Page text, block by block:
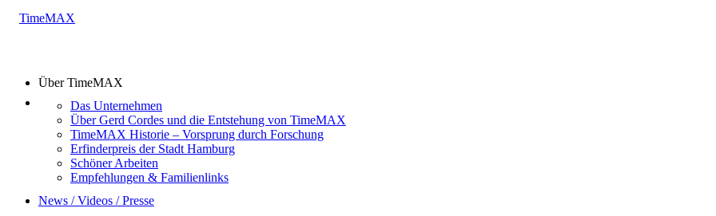
Über TimeMAX
Das Unternehmen
Über Gerd Cordes und die Entstehung von TimeMAX
TimeMAX Historie – Vorsprung durch Forschung
Erfinderpreis der Stadt Hamburg
Schöner Arbeiten
Empfehlungen & Familienlinks
News / Videos / Presse